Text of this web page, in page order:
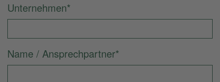
Unternehmen*
Name / Ansprechpartner*